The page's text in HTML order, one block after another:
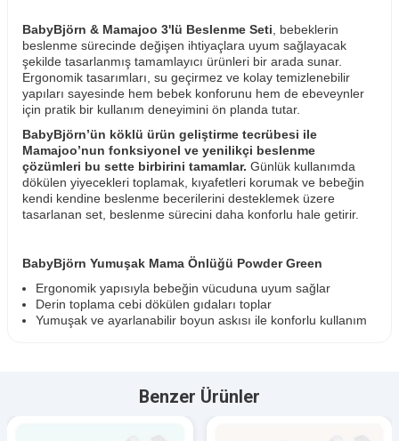
BabyBjörn & Mamajoo 3'lü Beslenme Seti, bebeklerin
beslenme sürecinde değişen ihtiyaçlara uyum sağlayacak
şekilde tasarlanmış tamamlayıcı ürünleri bir arada sunar.
Ergonomik tasarımları, su geçirmez ve kolay temizlenebilir
yapıları sayesinde hem bebek konforunu hem de ebeveynler
için pratik bir kullanım deneyimini ön planda tutar.
BabyBjörn’ün köklü ürün geliştirme tecrübesi ile
Mamajoo’nun fonksiyonel ve yenilikçi beslenme
çözümleri bu sette birbirini tamamlar. Günlük kullanımda
dökülen yiyecekleri toplamak, kıyafetleri korumak ve bebeğin
kendi kendine beslenme becerilerini desteklemek üzere
tasarlanan set, beslenme sürecini daha konforlu hale getirir.
BabyBjörn Yumuşak Mama Önlüğü Powder Green
Ergonomik yapısıyla bebeğin vücuduna uyum sağlar
Derin toplama cebi dökülen gıdaları toplar
Yumuşak ve ayarlanabilir boyun askısı ile konforlu kullanım
Benzer Ürünler